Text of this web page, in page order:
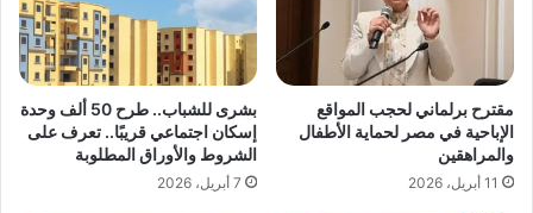
مقترح برلماني لحجب المواقع
الإباحية في مصر لحماية الأطفال
والمراهقين
11 أبريل، 2026
بشرى للشباب.. طرح 50 ألف وحدة
إسكان اجتماعي قريبًا.. تعرف على
الشروط والأوراق المطلوبة
7 أبريل، 2026